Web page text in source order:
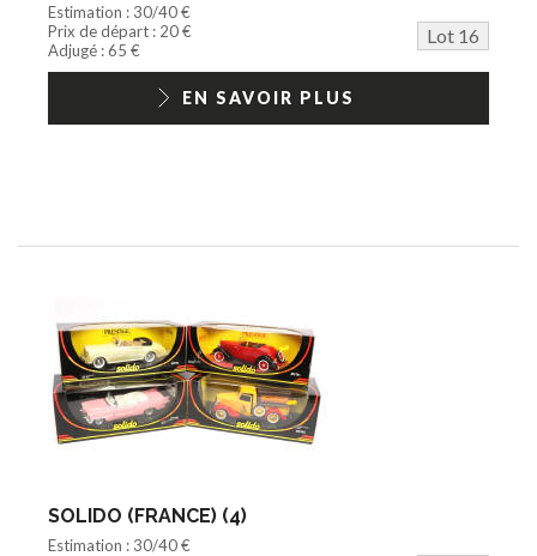
Estimation : 30/40 €
Prix de départ : 20 €
Lot 16
Adjugé : 65 €
EN SAVOIR PLUS
SOLIDO (FRANCE) (4)
Estimation : 30/40 €